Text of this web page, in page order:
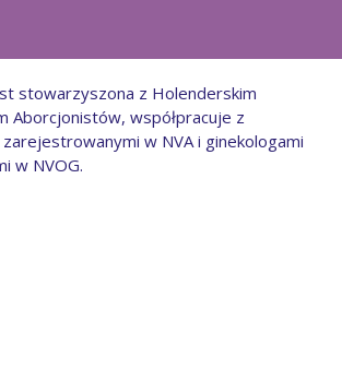
stowarzyszona z Holenderskim
Aborcjonistów, współpracuje z
w NVA i ginekologami
w NVOG.